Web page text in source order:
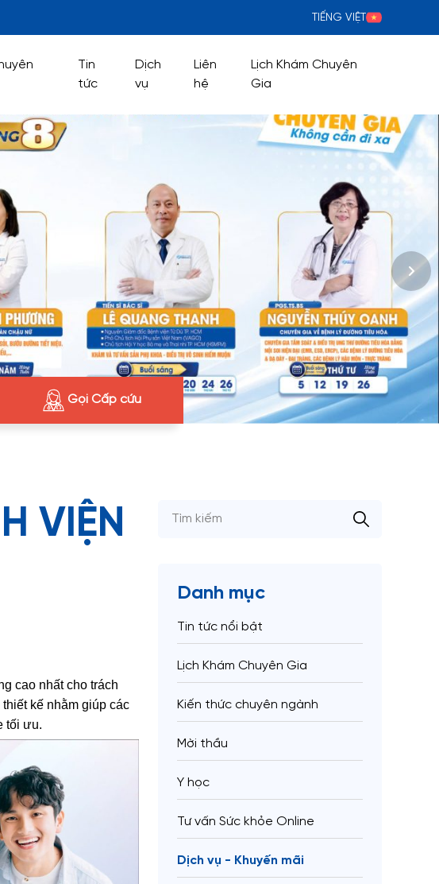
TIẾNG VIỆT
Tin
tức
Dịch
vụ
Liên
hệ
Lịch Khám Chuyên
Gia
Gọi Cấp cứu
VIỆN
cao nhất cho trách
kế nhằm giúp các
tối ưu.
Danh mục
Tin tức nổi bật
Lịch Khám Chuyên Gia
Kiến thức chuyên ngành
Mời thầu
Y học
Tư vấn Sức khỏe Online
Dịch vụ - Khuyến mãi